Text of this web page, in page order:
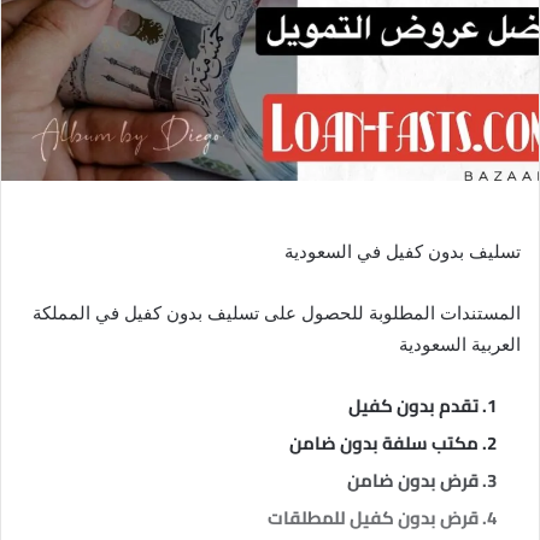
تسليف بدون كفيل في السعودية
المستندات المطلوبة للحصول على تسليف بدون كفيل في المملكة
العربية السعودية
تقدم بدون كفيل
مكتب سلفة بدون ضامن
قرض بدون ضامن
قرض بدون كفيل للمطلقات